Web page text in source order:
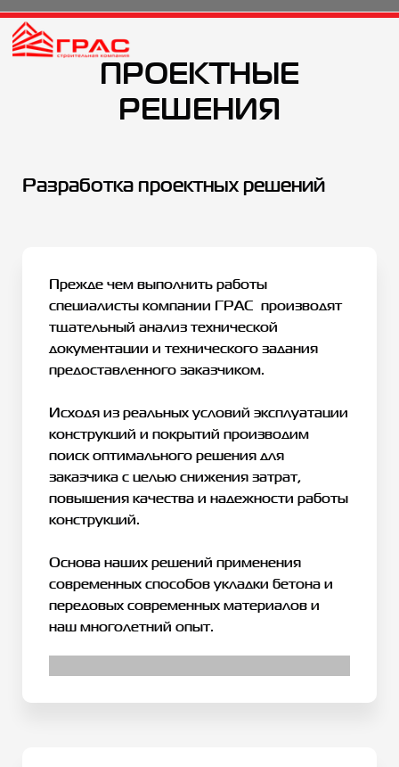
ПРОЕКТНЫЕ
РЕШЕНИЯ
Разработка проектных решений
Прежде чем выполнить работы
специалисты компании ГРАС производят
тщательный анализ технической
документации и технического задания
предоставленного заказчиком.
Исходя из реальных условий эксплуатации
конструкций и покрытий производим
поиск оптимального решения для
заказчика с целью снижения затрат,
повышения качества и надежности работы
конструкций.
Основа наших решений применения
современных способов укладки бетона и
передовых современных материалов и
наш многолетний опыт.